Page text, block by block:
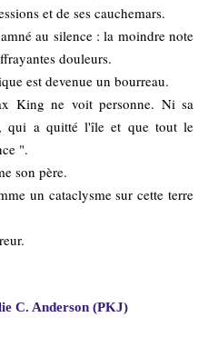
et de ses cauchemars.
au silence : la moindre note
douleurs.
est devenue un bourreau.
King ne voit personne. Ni sa
qui a quitté l'île et que tout le
".
son père.
un cataclysme sur cette terre
C. Anderson (PKJ)